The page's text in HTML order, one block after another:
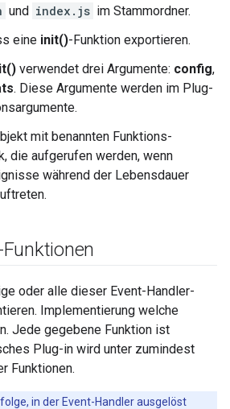
und index.js im Stammordner.
eine init()-Funktion exportieren.
verwendet drei Argumente: config,
. Diese Argumente werden im Plug-
mit benannten Funktions-
die aufgerufen werden, wenn
während der Lebensdauer
oder alle dieser Event-Handler-
Implementierung welche
Jede gegebene Funktion ist
Plug-in wird unter zumindest
Funktionen.
in der Event-Handler ausgelöst